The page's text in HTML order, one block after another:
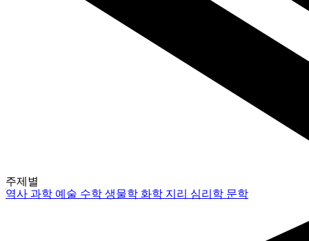
주제별
역사과학 예술 수학생물학 화학 지리 심리학 문학